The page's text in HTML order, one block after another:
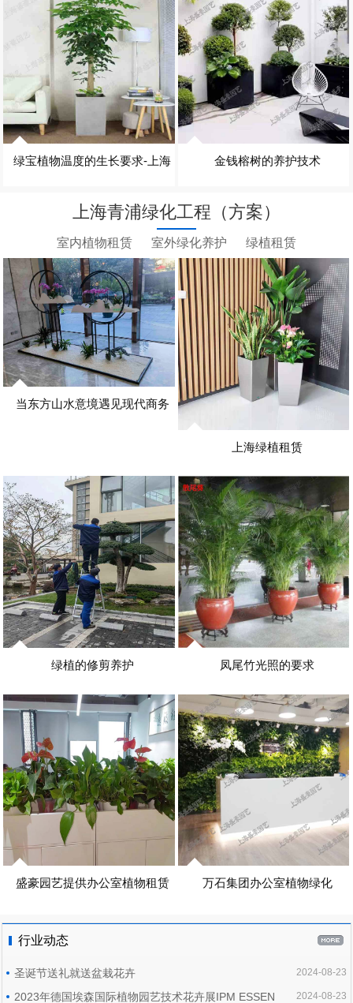
绿宝植物温度的生长要求-上海 金钱榕树的养护技术
上海青浦绿化工程（方案）
室内植物租赁 室外绿化养护 绿植租赁
当东方山水意境遇见现代商务
上海绿植租赁
绿植的修剪养护 凤尾竹光照的要求
盛豪园艺提供办公室植物租赁 万石集团办公室植物绿化
行业动态
2024-08-23
圣诞节送礼就送盆栽花卉
2024-08-23
2023年德国埃森国际植物园艺技术花卉展IPM ESSEN